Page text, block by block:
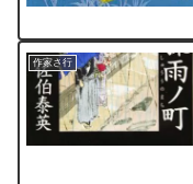
作家さ行